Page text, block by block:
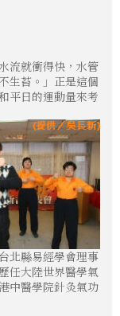
流就衝得快，水管
生苔。」正是這個
平日的運動量來考
北縣易經學會理事
任大陸世界醫學氣
中醫學院針灸氣功